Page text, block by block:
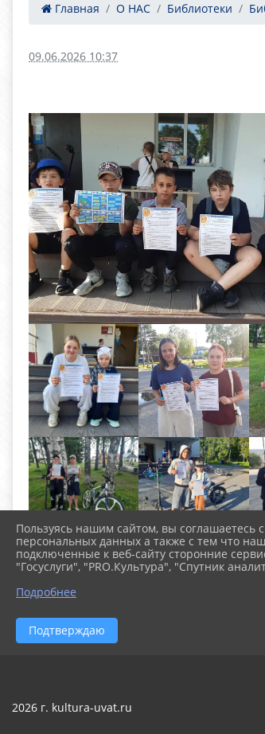
Главная О НАС Библиотеки
09.06.2026 10:37
2026 г. kultura-uvat.ru
Пользуясь нашим сайтом, вы соглашаетесь
персональных данных а также с тем что
подключенные к веб-сайту сторонние
"Госуслуги", "PRO.Культура", "Спутник
Подробнее
Подтверждаю